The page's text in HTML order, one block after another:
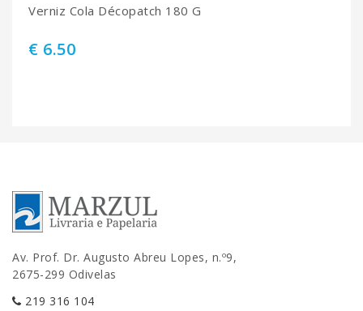
Verniz Cola Décopatch 180 G
€ 6.50
Av. Prof. Dr. Augusto Abreu Lopes, n.º9,
2675-299 Odivelas
219 316 104